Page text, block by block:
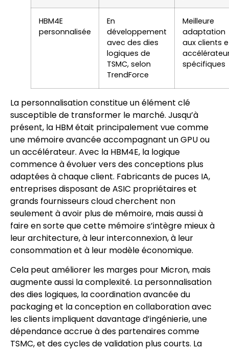
HBM4E
personnalisée
En
développement
avec des dies
logiques de
TSMC, selon
TrendForce
Meilleure
adaptation
aux clients
spécifiques
La personnalisation constitue un élément clé
susceptible de transformer le marché. Jusqu’à
présent, la HBM était principalement vue comme
une mémoire avancée accompagnant un GPU ou
un accélérateur. Avec la HBM4E, la logique
commence à évoluer vers des conceptions plus
adaptées à chaque client. Fabricants de puces IA,
entreprises disposant de ASIC propriétaires et
grands fournisseurs cloud cherchent non
seulement à avoir plus de mémoire, mais aussi à
faire en sorte que cette mémoire s’intègre mieux à
leur architecture, à leur interconnexion, à leur
consommation et à leur modèle économique.
Cela peut améliorer les marges pour Micron, mais
augmente aussi la complexité. La personnalisation
des dies logiques, la coordination avancée du
packaging et la conception en collaboration avec
les clients impliquent davantage d’ingénierie, une
dépendance accrue à des partenaires comme
TSMC, et des cycles de validation plus courts. La